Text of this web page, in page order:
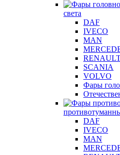
света
DAF
IVECO
MAN
SCANIA
VOLVO
Фары
DAF
IVECO
MAN